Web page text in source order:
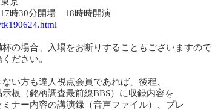
時30分開場 18時時開演
の場合、入場をお断りすることもございますので
ださい。
い方も達人視点会員であれば、後程、
板（銘柄調査最前線BBS）に収録内容を
ナー内容の講演録（音声ファイル）、プレ